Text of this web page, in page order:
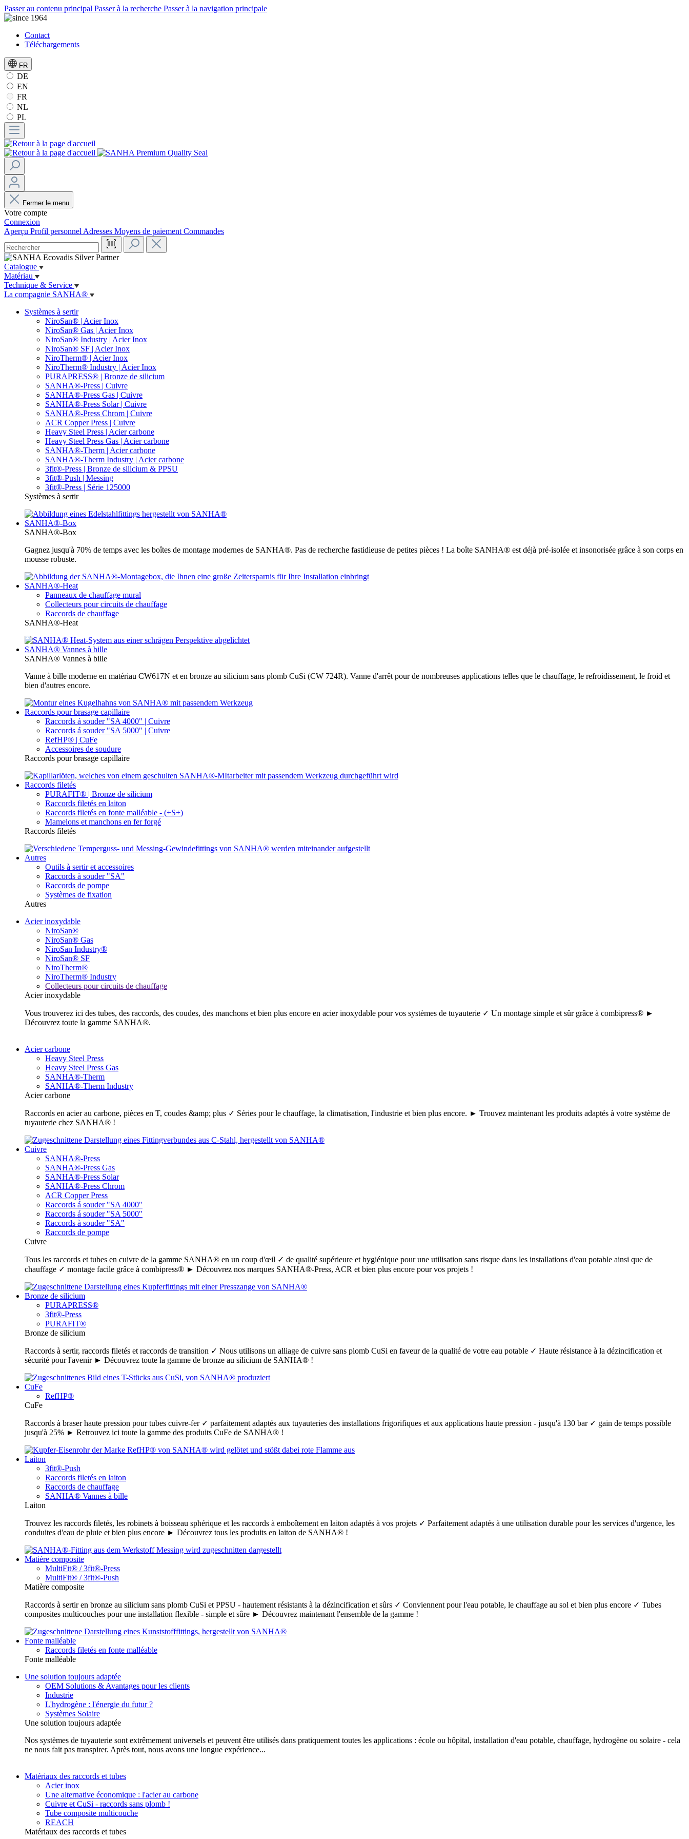
Passer au contenu principal Passer à la recherche Passer à la navigation principale
Contact
Téléchargements
FR
DE
EN
FR
NL
PL
Fermer le menu
Votre compte
Connexion
Aperçu Profil personnel Adresses Moyens de paiement Commandes
Catalogue
Matériau
Technique & Service
La compagnie SANHA®
Systèmes à sertir
NiroSan® | Acier Inox
NiroSan® Gas | Acier Inox
NiroSan® Industry | Acier Inox
NiroSan® SF | Acier Inox
NiroTherm® | Acier Inox
NiroTherm® Industry | Acier Inox
PURAPRESS® | Bronze de silicium
SANHA®-Press | Cuivre
SANHA®-Press Gas | Cuivre
SANHA®-Press Solar | Cuivre
SANHA®-Press Chrom | Cuivre
ACR Copper Press | Cuivre
Heavy Steel Press | Acier carbone
Heavy Steel Press Gas | Acier carbone
SANHA®-Therm | Acier carbone
SANHA®-Therm Industry | Acier carbone
3fit®-Press | Bronze de silicium & PPSU
3fit®-Push | Messing
3fit®-Press | Série 125000
Systèmes à sertir
SANHA®-Box
SANHA®-Box
Gagnez jusqu'à 70% de temps avec les boîtes de montage modernes de SANHA®. Pas de recherche fastidieuse de petites pièces ! La boîte SANHA® est déjà pré-isolée et insonorisée grâce à son corps en
mousse robuste.
SANHA®-Heat
Panneaux de chauffage mural
Collecteurs pour circuits de chauffage
Raccords de chauffage
SANHA®-Heat
SANHA® Vannes à bille
SANHA® Vannes à bille
Vanne à bille moderne en matériau CW617N et en bronze au silicium sans plomb CuSi (CW 724R). Vanne d'arrêt pour de nombreuses applications telles que le chauffage, le refroidissement, le froid et
bien d'autres encore.
Raccords pour brasage capillaire
Raccords á souder "SA 4000" | Cuivre
Raccords á souder "SA 5000" | Cuivre
RefHP® | CuFe
Accessoires de soudure
Raccords pour brasage capillaire
Raccords filetés
PURAFIT® | Bronze de silicium
Raccords filetés en laiton
Raccords filetés en fonte malléable - (+S+)
Mamelons et manchons en fer forgé
Raccords filetés
Autres
Outils à sertir et accessoires
Raccords à souder "SA"
Raccords de pompe
Systèmes de fixation
Autres
Acier inoxydable
NiroSan®
NiroSan® Gas
NiroSan Industry®
NiroSan® SF
NiroTherm®
NiroTherm® Industry
Collecteurs pour circuits de chauffage
Acier inoxydable
Vous trouverez ici des tubes, des raccords, des coudes, des manchons et bien plus encore en acier inoxydable pour vos systèmes de tuyauterie ✓ Un montage simple et sûr grâce à combipress® ►
Découvrez toute la gamme SANHA®.
Acier carbone
Heavy Steel Press
Heavy Steel Press Gas
SANHA®-Therm
SANHA®-Therm Industry
Acier carbone
Raccords en acier au carbone, pièces en T, coudes &amp; plus ✓ Séries pour le chauffage, la climatisation, l'industrie et bien plus encore. ► Trouvez maintenant les produits adaptés à votre système de
tuyauterie chez SANHA® !
Cuivre
SANHA®-Press
SANHA®-Press Gas
SANHA®-Press Solar
SANHA®-Press Chrom
ACR Copper Press
Raccords á souder "SA 4000"
Raccords á souder "SA 5000"
Raccords à souder "SA"
Raccords de pompe
Cuivre
Tous les raccords et tubes en cuivre de la gamme SANHA® en un coup d'œil ✓ de qualité supérieure et hygiénique pour une utilisation sans risque dans les installations d'eau potable ainsi que de
chauffage ✓ montage facile grâce à combipress® ► Découvrez nos marques SANHA®-Press, ACR et bien plus encore pour vos projets !
Bronze de silicium
PURAPRESS®
3fit®-Press
PURAFIT®
Bronze de silicium
Raccords à sertir, raccords filetés et raccords de transition ✓ Nous utilisons un alliage de cuivre sans plomb CuSi en faveur de la qualité de votre eau potable ✓ Haute résistance à la dézincification et
sécurité pour l'avenir ► Découvrez toute la gamme de bronze au silicium de SANHA® !
CuFe
RefHP®
CuFe
Raccords à braser haute pression pour tubes cuivre-fer ✓ parfaitement adaptés aux tuyauteries des installations frigorifiques et aux applications haute pression - jusqu'à 130 bar ✓ gain de temps possible
jusqu'à 25% ► Retrouvez ici toute la gamme des produits CuFe de SANHA® !
Laiton
3fit®-Push
Raccords filetés en laiton
Raccords de chauffage
SANHA® Vannes à bille
Laiton
Trouvez les raccords filetés, les robinets à boisseau sphérique et les raccords à emboîtement en laiton adaptés à vos projets ✓ Parfaitement adaptés à une utilisation durable pour les services d'urgence, les
conduites d'eau de pluie et bien plus encore ► Découvrez tous les produits en laiton de SANHA® !
Matière composite
MultiFit® / 3fit®-Press
MultiFit® / 3fit®-Push
Matière composite
Raccords à sertir en bronze au silicium sans plomb CuSi et PPSU - hautement résistants à la dézincification et sûrs ✓ Conviennent pour l'eau potable, le chauffage au sol et bien plus encore ✓ Tubes
composites multicouches pour une installation flexible - simple et sûre ► Découvrez maintenant l'ensemble de la gamme !
Fonte malléable
Raccords filetés en fonte malléable
Fonte malléable
Une solution toujours adaptée
OEM Solutions & Avantages pour les clients
Industrie
L'hydrogène : l'énergie du futur ?
Systèmes Solaire
Une solution toujours adaptée
Nos systèmes de tuyauterie sont extrêmement universels et peuvent être utilisés dans pratiquement toutes les applications : école ou hôpital, installation d'eau potable, chauffage, hydrogène ou solaire - cela
ne nous fait pas transpirer. Après tout, nous avons une longue expérience...
Matériaux des raccords et tubes
Acier inox
Une alternative économique : l'acier au carbone
Cuivre et CuSi - raccords sans plomb !
Tube composite multicouche
REACH
Matériaux des raccords et tubes